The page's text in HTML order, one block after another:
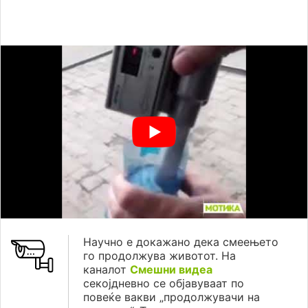
Научно е докажано дека смеењето
го продолжува животот. На
каналот Смешни видеа
секојдневно се објавуваат по
повеќе вакви „продолжувачи на